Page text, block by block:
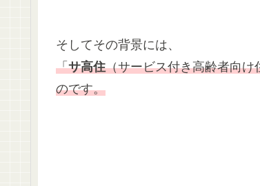
そしてその背景には、
「サ高住（サービス付き高齢者向け
のです。